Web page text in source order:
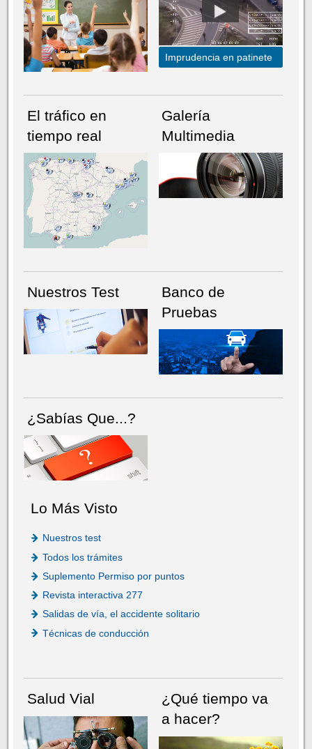
NÚMERO ACTUALHEMEROTECA
Imprudencia en patinete
El tráfico en
tiempo real
Galería
Multimedia
Nuestros Test
Banco de
Pruebas
¿Sabías Que...?
Lo Más Visto
Nuestros test
Todos los trámites
Suplemento Permiso por puntos
Revista interactiva 277
Salidas de vía, el accidente solitario
Técnicas de conducción
Salud Vial
¿Qué tiempo va
a hacer?